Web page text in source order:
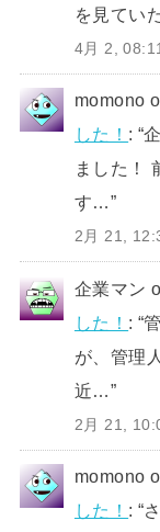
を見てい
4月 2, 08:11
momono
した！ : “
ました！
す…”
2月 21,
企業マン
した！ : “
が、管理
近… ”
2月 21,
momono
した！ : “